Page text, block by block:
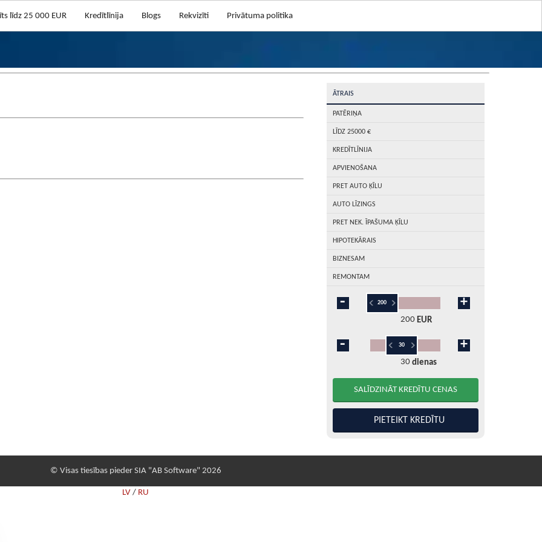
līdz 25 000 EUR Kredītlīnija Blogs Rekvizīti Privātuma politika
ĀTRAIS
PATĒRIŅA
LĪDZ 25000 €
KREDĪTLĪNIJA
APVIENOŠANA
PRET AUTO ĶĪLU
AUTO LĪZINGS
PRET NEK. ĪPAŠUMA ĶĪLU
HIPOTEKĀRAIS
BIZNESAM
REMONTAM
200
EUR
30
dienas
51015202530456090120180360
PIETEIKT KREDĪTU
© Visas tiesības pieder SIA "AB Software" 2026
LV / RU